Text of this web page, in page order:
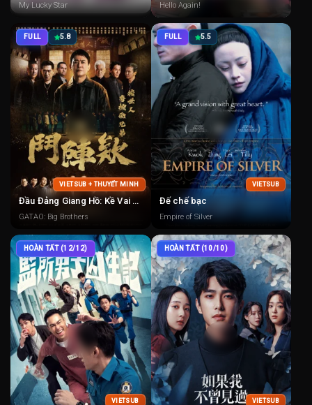
My Lucky Star Hello Again!
FULL 5.8
VIETSUB + THUYẾT MINH
Đầu Đảng Giang Hồ: Kề Vai Chiến Đấu
GATAO: Big Brothers
FULL 5.5
VIETSUB
Đế chế bạc
Empire of Silver
HOÀN TẤT (12/12)
VIETSUB
HOÀN TẤT (10/10)
VIETSUB